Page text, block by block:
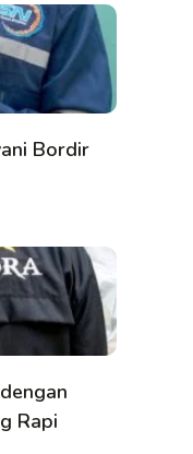
Bordir
Rapi